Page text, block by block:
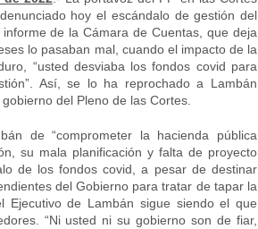
hoy el escándalo de gestión del
de la Cámara de Cuentas, que deja
lo pasaban mal, cuando el impacto de la
“usted desviaba los fondos covid para
Así, se lo ha reprochado a Lambán
del Pleno de las Cortes.
de “comprometer la hacienda pública
su mala planificación y falta de proyecto
de los fondos covid, a pesar de destinar
del Gobierno para tratar de tapar la
Ejecutivo de Lambán sigue siendo el que
“Ni usted ni su gobierno son de fiar,